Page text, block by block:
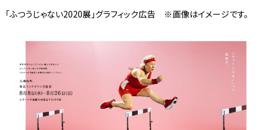
「ふつうじゃない2020展」グラフィック広告 ※画像はイメージです。